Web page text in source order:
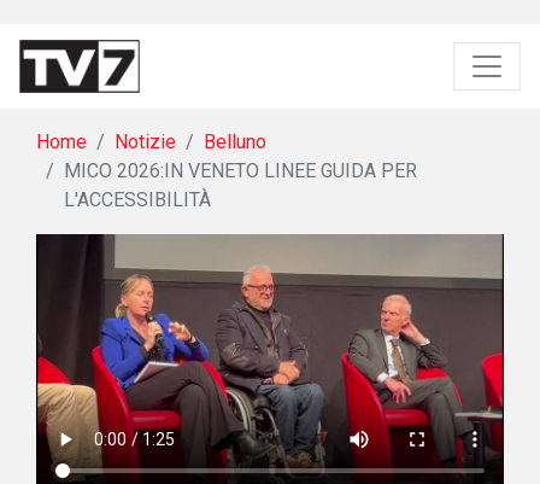
Home Notizie
Belluno
MICO 2026:IN VENETO LINEE GUIDA PER
L'ACCESSIBILITÀ